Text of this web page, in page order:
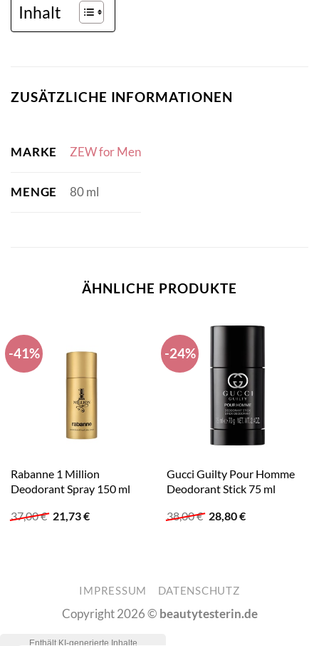
Inhalt
ZUSÄTZLICHE INFORMATIONEN
MARKE ZEW for Men
MENGE 80 ml
ÄHNLICHE PRODUKTE
-41%
Rabanne 1 Million
Deodorant Spray 150 ml
37,00€ Ursprünglicher
Preis
21,73€Aktueller
-24%
Gucci Guilty Pour Homme
Deodorant Stick 75 ml
38,00€ Ursprünglicher
Preis
28,80€Aktueller
IMPRESSUM DATENSCHUTZ
Copyright 2026 © beautytesterin.de